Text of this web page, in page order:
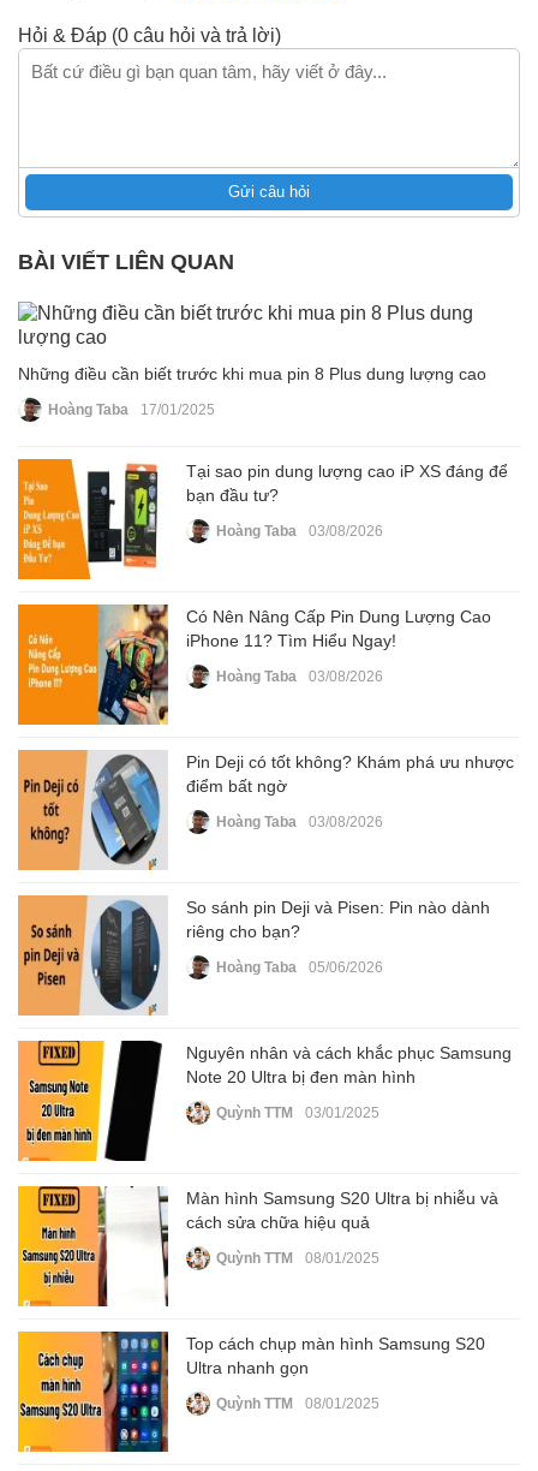
Hỏi & Đáp (0 câu hỏi và trả lời)
Gửi câu hỏi
BÀI VIẾT LIÊN QUAN
Những điều cần biết trước khi mua pin 8 Plus dung lượng cao
Hoàng Taba 17/01/2025
Tại sao pin dung lượng cao iP XS đáng để
bạn đầu tư?
Hoàng Taba 03/08/2026
Có Nên Nâng Cấp Pin Dung Lượng Cao
iPhone 11? Tìm Hiểu Ngay!
Hoàng Taba 03/08/2026
Pin Deji có tốt không? Khám phá ưu nhược
điểm bất ngờ
Hoàng Taba 03/08/2026
So sánh pin Deji và Pisen: Pin nào dành
riêng cho bạn?
Hoàng Taba 05/06/2026
Nguyên nhân và cách khắc phục Samsung
Note 20 Ultra bị đen màn hình
Quỳnh TTM 03/01/2025
Màn hình Samsung S20 Ultra bị nhiễu và
cách sửa chữa hiệu quả
Quỳnh TTM 08/01/2025
Top cách chụp màn hình Samsung S20
Ultra nhanh gọn
Quỳnh TTM 08/01/2025